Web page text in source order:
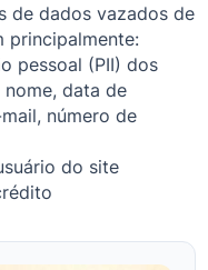
de dados vazados de
principalmente:
pessoal (PII) dos
data de
número de
do site